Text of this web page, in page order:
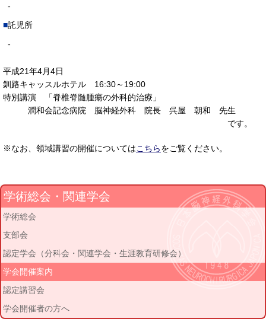
-
託児所
-
平成21年4月4日
釧路キャッスルホテル 16:30～19:00
特別講演 「脊椎脊髄腫瘍の外科的治療」
潤和会記念病院 脳神経外科 院長 呉屋 朝和 先生
です。
※なお、領域講習の開催についてはこちらをご覧ください。
学術総会・関連学会
学術総会
支部会
認定学会（分科会・関連学会・生涯教育研修会）
学会開催案内
認定講習会
学会開催者の方へ